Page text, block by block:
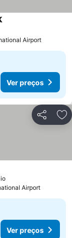
Airport
Ver preços
Partilhar
Airport
Ver preços